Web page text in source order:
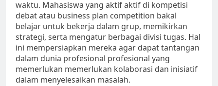
waktu. Mahasiswa yang aktif aktif di kompetisi
debat atau business plan competition bakal
belajar untuk bekerja dalam grup, memikirkan
strategi, serta mengatur berbagai divisi tugas. Hal
ini mempersiapkan mereka agar dapat tantangan
dalam dunia profesional profesional yang
memerlukan memerlukan kolaborasi dan inisiatif
dalam menyelesaikan masalah.